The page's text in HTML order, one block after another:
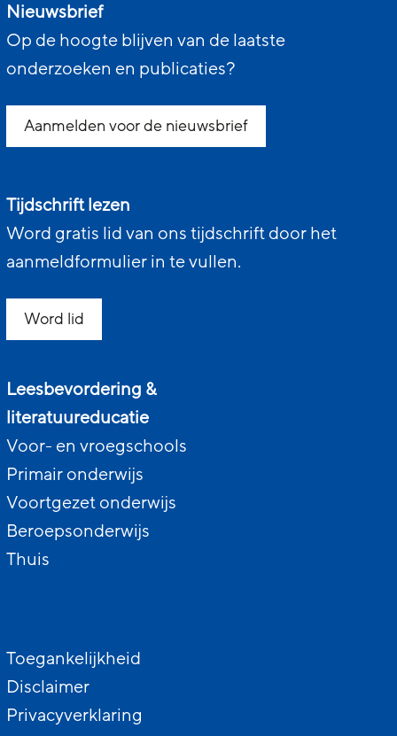
Nieuwsbrief
Op de hoogte blijven van de laatste
onderzoeken en publicaties?
Aanmelden voor de nieuwsbrief
Tijdschrift lezen
Word gratis lid van ons tijdschrift door het
aanmeldformulier in te vullen.
Word lid
Leesbevordering &
literatuureducatie
Voor- en vroegschools
Primair onderwijs
Voortgezet onderwijs
Beroepsonderwijs
Thuis
Toegankelijkheid
Disclaimer
Privacyverklaring